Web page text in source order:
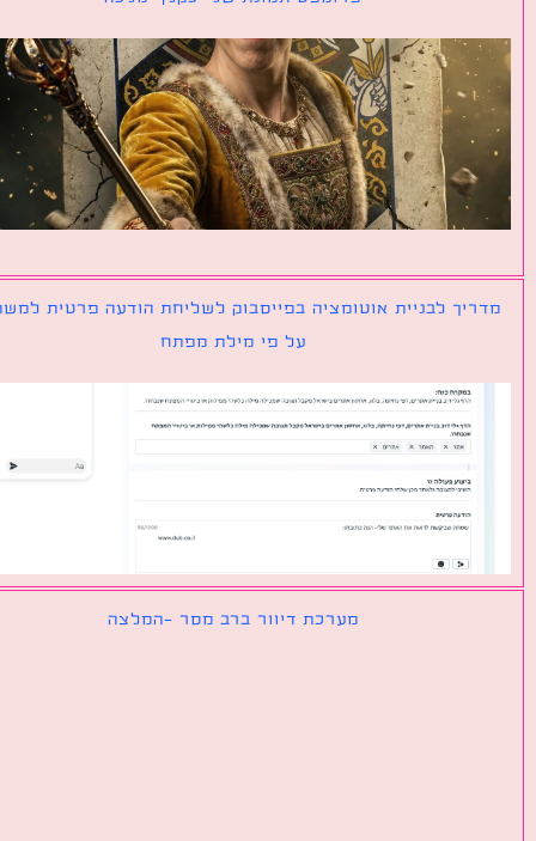
לבניית אוטומציה בפייסבוק לשליחת הודעה פרטית למשתמש
על פי מילת מפתח
מערכת דיוור ברב מסר -המלצה